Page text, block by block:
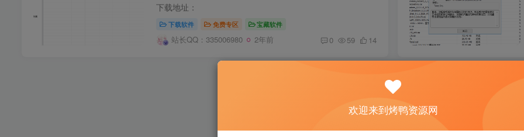
下载地址：
下载软件 免费专区 宝藏软件
站长QQ：335006980 2年前 0 59 14
欢迎来到烤鸭资源网